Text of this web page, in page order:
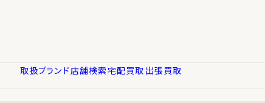
取扱ブランド店舗検索宅配買取 出張買取